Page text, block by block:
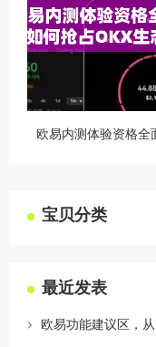
宝贝分类
最近发表
欧易功能建议区，